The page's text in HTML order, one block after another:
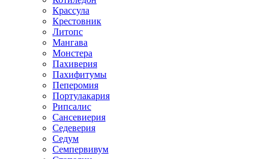
Крассула
Крестовник
Литопс
Мангава
Монстера
Пахиверия
Пахифитумы
Пеперомия
Портулакария
Рипсалис
Сансевиерия
Седеверия
Седум
Семпервивум